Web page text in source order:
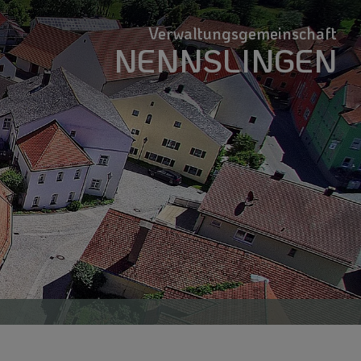
Verwaltungsgemeinschaft
NENNSLINGEN